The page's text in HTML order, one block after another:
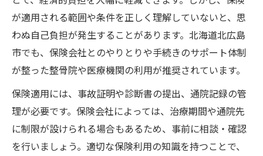
が適用される範囲や条件を正しく理解していないと、思
わぬ自己負担が発生することがあります。北海道北広島
市でも、保険会社とのやりとりや手続きのサポート体制
が整った整骨院や医療機関の利用が推奨されています。
保険適用には、事故証明や診断書の提出、通院記録の管
理が必要です。保険会社によっては、治療期間や通院先
に制限が設けられる場合もあるため、事前に相談・確認
を行いましょう。適切な保険利用の知識を持つことで、